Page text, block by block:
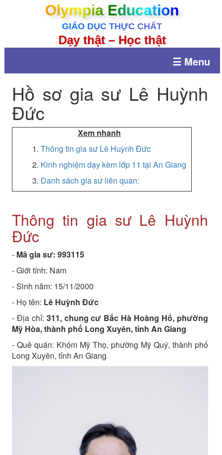
Olympia Education
GIÁO DỤC THỰC CHẤT
Dạy thật – Học thật
☰ Menu
Hồ sơ gia sư Lê Huỳnh
Đức
Xem nhanh
1. Thông tin gia sư Lê Huỳnh Đức
2. Kinh nghiệm dạy kèm lớp 11 tại An Giang
3. Danh sách gia sư liên quan:
Thông tin gia sư Lê Huỳnh
Đức
- Mã gia sư: 993115
- Giới tính: Nam
- Sinh năm: 15/11/2000
- Họ tên: Lê Huỳnh Đức
- Địa chỉ: 311, chung cư Bắc Hà Hoàng Hổ, phường
Mỹ Hòa, thành phố Long Xuyên, tỉnh An Giang
- Quê quán: Khóm Mỹ Thọ, phường Mỹ Quý, thành phố
Long Xuyên, tỉnh An Giang